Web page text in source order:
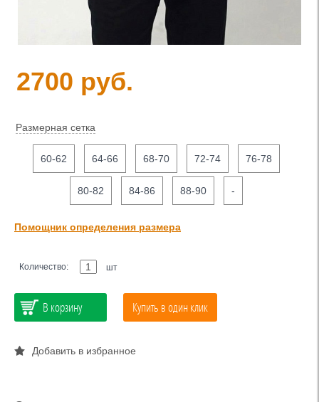
2700 руб.
Размерная сетка
60-62 64-66 68-70 72-74 76-78
80-82 84-86 88-90 -
Помощник определения размера
Количество: шт
В корзину Купить в один клик
Добавить в избранное